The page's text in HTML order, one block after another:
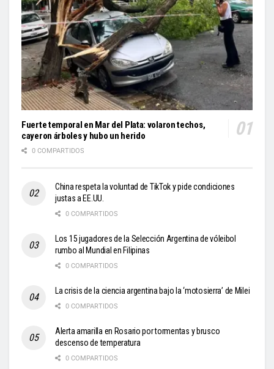
Fuerte temporal en Mar del Plata: volaron techos,
cayeron árboles y hubo un herido
0 COMPARTIDOS
China respeta la voluntad de TikTok y pide condiciones
justas a EE.UU.
0 COMPARTIDOS
Los 15 jugadores de la Selección Argentina de vóleibol
rumbo al Mundial en Filipinas
0 COMPARTIDOS
La crisis de la ciencia argentina bajo la ‘motosierra’ de Milei
0 COMPARTIDOS
Alerta amarilla en Rosario por tormentas y brusco
descenso de temperatura
0 COMPARTIDOS